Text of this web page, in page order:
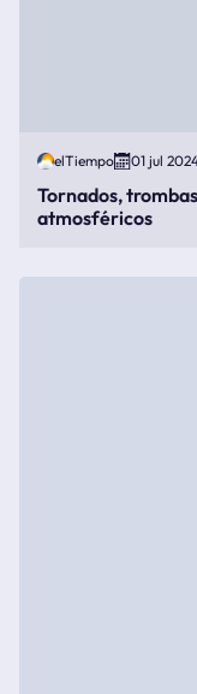
elTiempo 01 jul
Tornados,
atmosféricos